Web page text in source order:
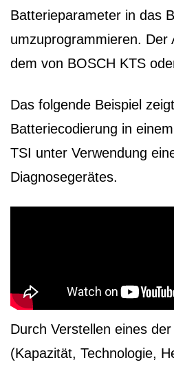
Batterieparameter in das
umzuprogrammieren. Der
dem von BOSCH KTS
Das folgende Beispiel
Batteriecodierung in
TSI unter Verwendung
Diagnosegerätes.
Durch Verstellen eines
(Kapazität, Technologie,